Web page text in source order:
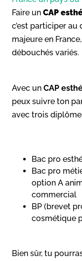
Faire un CAP
c’est participer au
majeure en
débouchés variés.
Avec un CAP
peux suivre ton
avec trois
Bac pro
Bac pro
option A
commercial
BP (brevet
cosmétique
Bien sûr, tu